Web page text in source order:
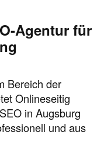
Agentur für
Bereich der
Onlineseitig
in Augsburg
und aus